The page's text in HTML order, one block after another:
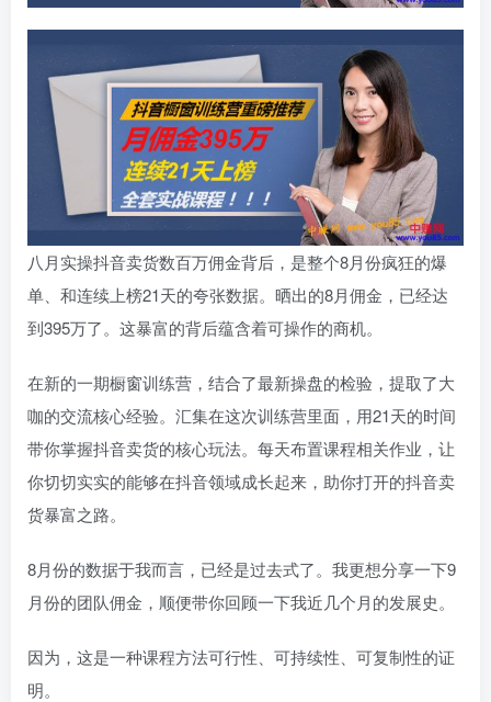
八月实操抖音卖货数百万佣金背后，是整个8月份疯狂的爆
单、和连续上榜21天的夸张数据。晒出的8月佣金，已经达
到395万了。这暴富的背后蕴含着可操作的商机。
在新的一期橱窗训练营，结合了最新操盘的检验，提取了大
咖的交流核心经验。汇集在这次训练营里面，用21天的时间
带你掌握抖音卖货的核心玩法。每天布置课程相关作业，让
你切切实实的能够在抖音领域成长起来，助你打开的抖音卖
货暴富之路。
8月份的数据于我而言，已经是过去式了。我更想分享一下9
月份的团队佣金，顺便带你回顾一下我近几个月的发展史。
因为，这是一种课程方法可行性、可持续性、可复制性的证
明。